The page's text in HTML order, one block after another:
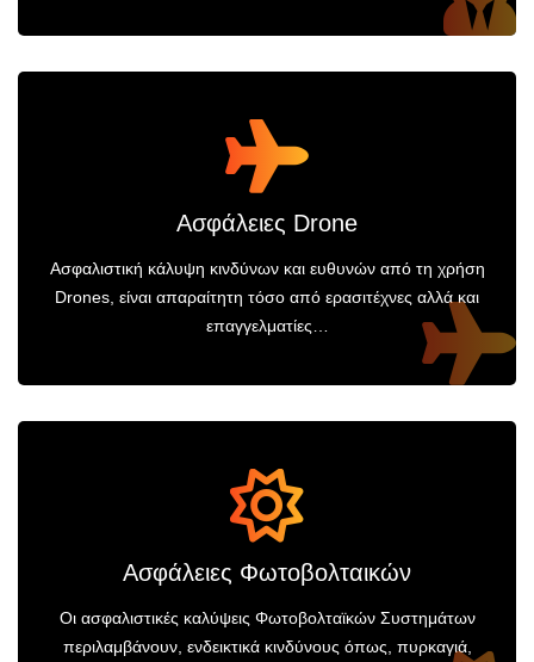
Ασφάλειες Drone
Ασφαλιστική κάλυψη κινδύνων και ευθυνών από τη χρήση
Drones, είναι απαραίτητη τόσο από ερασιτέχνες αλλά και
επαγγελματίες…
Ασφάλειες Φωτοβολταικών
Οι ασφαλιστικές καλύψεις Φωτοβολταϊκών Συστημάτων
περιλαμβάνουν, ενδεικτικά κινδύνους όπως, πυρκαγιά,